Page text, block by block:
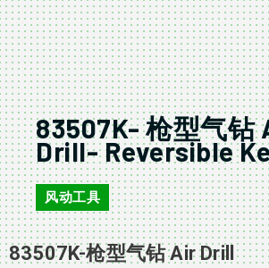
83507K- 枪型气钻
Drill- Reversible
风动工具
83507K-枪型气钻 Air Drill